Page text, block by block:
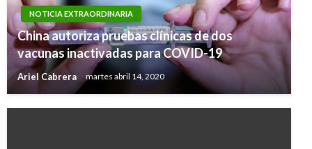
NOTICIA EXTRAORDINARIA
China autoriza pruebas clínicas de dos
vacunas inactivadas para COVID-19
Ariel Cabrera martes abril 14, 2020